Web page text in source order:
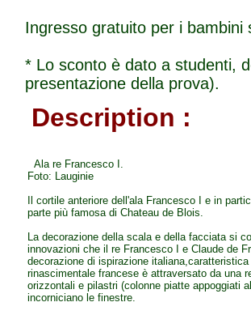
Ingresso gratuito per i bambini
* Lo sconto è dato a studenti,
presentazione della prova).
Description :
Ala re Francesco I.
Foto: Lauginie
Il cortile anteriore dell'ala Francesco I e in
parte più famosa di Chateau de Blois.
La decorazione della scala e della facciata si
innovazioni che il re Francesco I e Claude de
decorazione di ispirazione
rinascimentale francese è attraversato da una
orizzontali e pilastri (colonne piatte appoggiati
incorniciano le finestre.